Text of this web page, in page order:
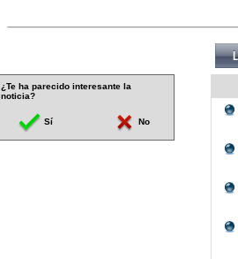
¿Te ha parecido interesante la
noticia?
Sí No